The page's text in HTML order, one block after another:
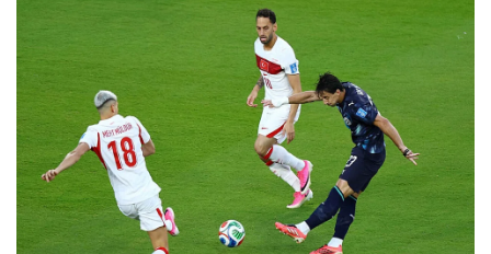
വെടിവെച്ച് കൊന്നത്. ഈ മേഖലയിലെ
സുരക്ഷയ്ക്കായി 200 ലധികം എസ്ഒജി,
സിആർപിഎഫ് സൈനികരെ വിന്യസിച്ചിട്ടുണ്ട്.
Tags: jammu kashmir KATHUA Pakistan Terrorists